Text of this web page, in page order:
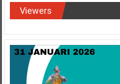
Viewers